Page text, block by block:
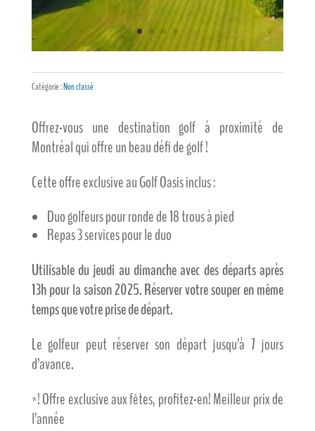
Catégorie :Non classé
Offrez-vous une destination golf à proximité de
Montréal qui offre un beau défi de golf !
Cette offre exclusive au Golf Oasis inclus :
Duo golfeurs pour ronde de 18 trous à pied
Repas 3 services pour le duo
Utilisable du jeudi au dimanche avec des départs après
13h pour la saison 2025. Réserver votre souper en même
temps que votre prise de départ.
Le golfeur peut réserver son départ jusqu’à 7 jours
d’avance.
*! Offre exclusive aux fêtes, profitez-en! Meilleur prix de
l’année